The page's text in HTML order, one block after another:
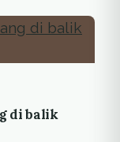
di balik